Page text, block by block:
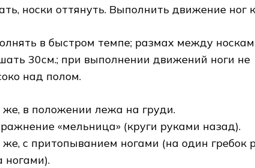
носки оттянуть. Выполнить движение ног
в быстром темпе; размах между
30см.; при выполнении движений ноги не
над полом.
же, в положении лежа на груди.
«мельница» (круги руками назад).
же, с притопыванием ногами (на один гребок
ногами).